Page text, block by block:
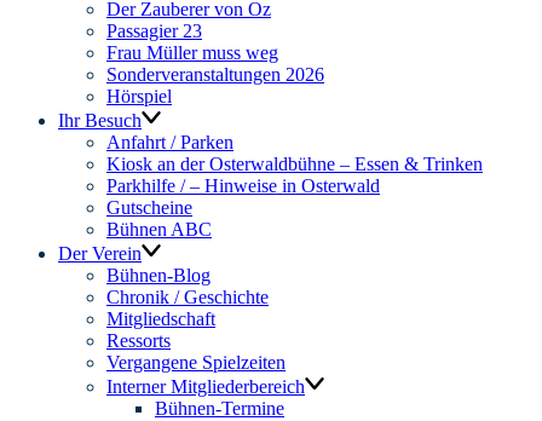
Der Zauberer von Oz
Passagier 23
Frau Müller muss weg
Sonderveranstaltungen 2026
Hörspiel
Ihr Besuch
Anfahrt / Parken
Kiosk an der Osterwaldbühne – Essen & Trinken
Parkhilfe / – Hinweise in Osterwald
Gutscheine
Bühnen ABC
Der Verein
Bühnen-Blog
Chronik / Geschichte
Mitgliedschaft
Ressorts
Vergangene Spielzeiten
Interner Mitgliederbereich
Bühnen-Termine